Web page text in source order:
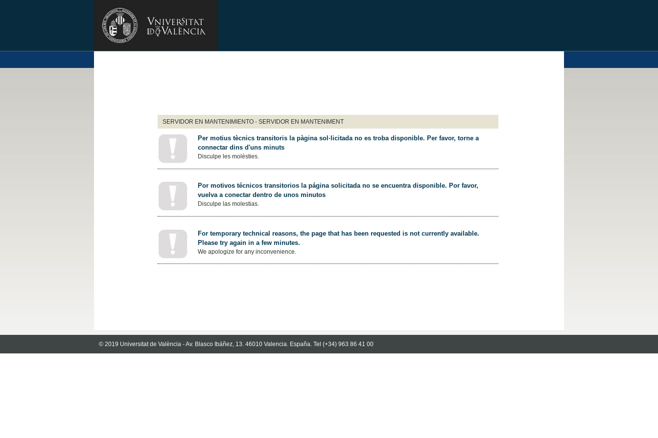
SERVIDOR EN MANTENIMIENTO - SERVIDOR EN MANTENIMENT
Per motius tècnics transitoris la pàgina sol·licitada no es troba disponible. Per favor, torne a
connectar dins d'uns minuts
Disculpe les molèsties.
Por motivos técnicos transitorios la página solicitada no se encuentra disponible. Por favor,
vuelva a conectar dentro de unos minutos
Disculpe las molestias.
For temporary technical reasons, the page that has been requested is not currently available.
Please try again in a few minutes.
We apologize for any inconvenience.
© 2019 Universitat de València - Av. Blasco Ibáñez, 13. 46010 Valencia. España. Tel (+34) 963 86 41 00